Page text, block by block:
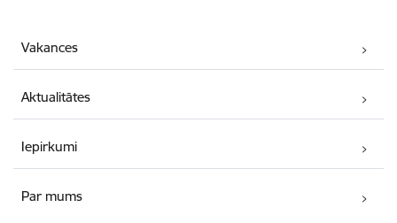
Vakances
Aktualitātes
Iepirkumi
Par mums